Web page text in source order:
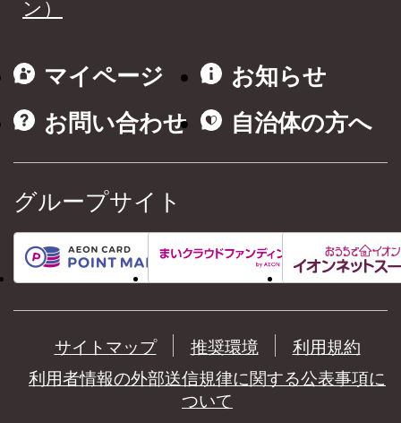
ン）
マイページ
お知らせ
お問い合わせ
自治体の方へ
グループサイト
サイトマップ 推奨環境
利用規約
利用者情報の外部送信規律に関する公表事項に
ついて